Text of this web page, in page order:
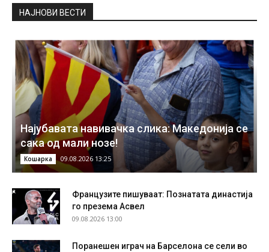
НAЈНОВИ ВЕСТИ
Најубавата навивачка слика: Македонија се
сака од мали нозе!
Кошарка 09.08.2026 13:25
Французите пишуваат: Познатата династија
го презема Асвел
09.08.2026 13:00
Поранешен играч на Барселона се сели во